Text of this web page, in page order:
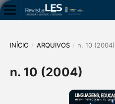
INÍCIO / ARQUIVOS / n. 10 (2004)
n. 10 (2004)